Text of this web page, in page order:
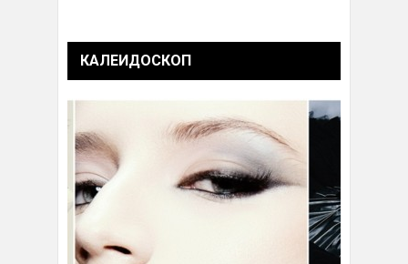
КАЛЕИДОСКОП